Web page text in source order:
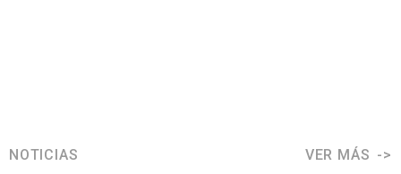
NOTICIAS VER MÁS